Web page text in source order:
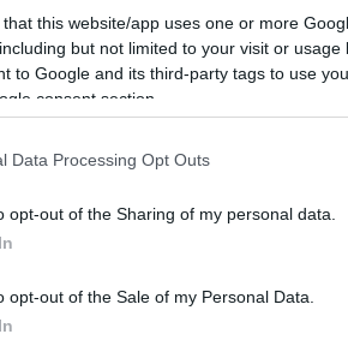
that this website/app uses one or more
but not limited to your visit or
to Google and its third-party tags to use
consent section.
Data Processing Opt Outs
opt-out of the Sharing of my personal data.
opt-out of the Sale of my Personal Data.
pasa con la
a una bactería en una productora de
genética. Para ello, el alimento que le
es azúcar. La fórmula química de la…
presenta el diseño del